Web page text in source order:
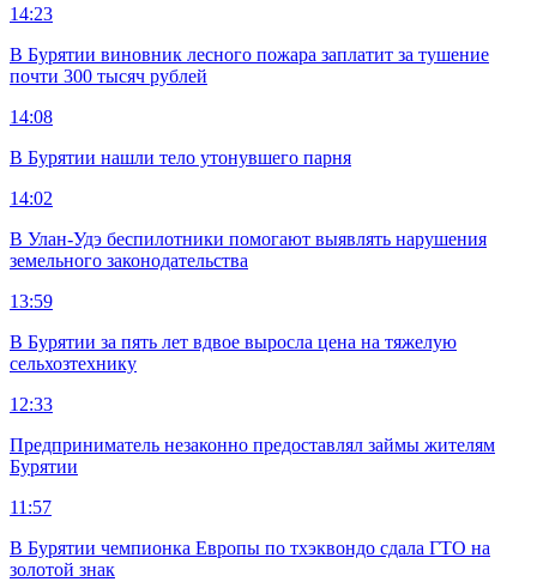
14:23
В Бурятии виновник лесного пожара заплатит за тушение
почти 300 тысяч рублей
14:08
В Бурятии нашли тело утонувшего парня
14:02
В Улан-Удэ беспилотники помогают выявлять нарушения
земельного законодательства
13:59
В Бурятии за пять лет вдвое выросла цена на тяжелую
сельхозтехнику
12:33
Предприниматель незаконно предоставлял займы жителям
Бурятии
11:57
В Бурятии чемпионка Европы по тхэквондо сдала ГТО на
золотой знак